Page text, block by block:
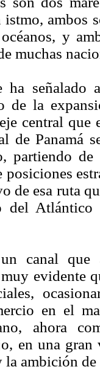
ambos
y
muchas
ha señalado
de la
central
de Panamá
partiendo
posiciones
de esa ruta
del
canal que
evidente
en el
ahora
en una gran
la ambición